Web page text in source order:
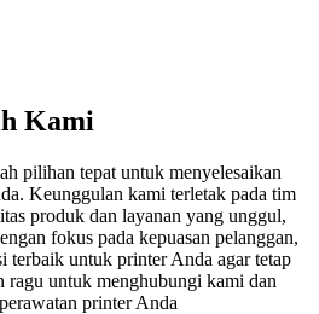
Kami
pilihan tepat untuk menyelesaikan
Keunggulan kami terletak pada tim
produk dan layanan yang unggul,
fokus pada kepuasan pelanggan,
terbaik untuk printer Anda agar tetap
ragu untuk menghubungi kami dan
printer Anda